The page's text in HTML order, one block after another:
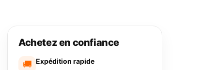
Achetez en confiance
🚚 Expédition rapide